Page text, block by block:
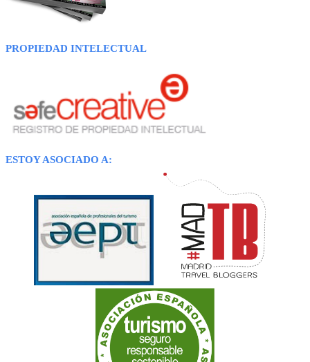
PROPIEDAD INTELECTUAL
ESTOY ASOCIADO A: